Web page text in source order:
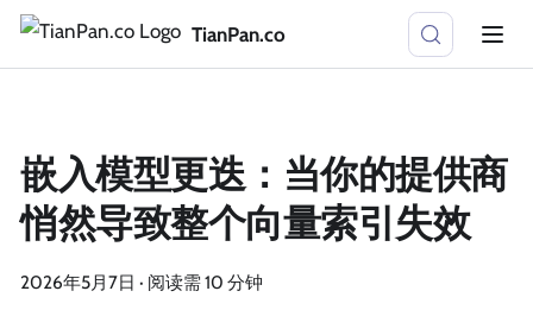
TianPan.co
嵌入模型更迭：当你的提供商
悄然导致整个向量索引失效
2026年5月7日 · 阅读需 10 分钟